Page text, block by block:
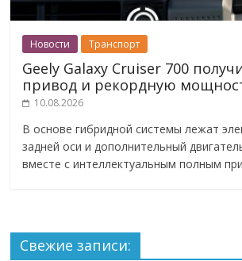
Новости Транспорт
Geely Galaxy Cruiser 700
привод и рекордную
10.08.2026
В основе гибридной системы лежат
задней оси и дополнительный
вместе с интеллектуальным полным
Свежие записи: